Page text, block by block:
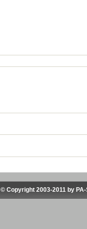
© Copyright 2003-2011 by